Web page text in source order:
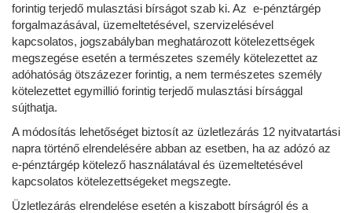
forintig terjedő mulasztási bírságot szab ki. Az e-pénztárgép
forgalmazásával, üzemeltetésével, szervizelésével
kapcsolatos, jogszabályban meghatározott kötelezettségek
megszegése esetén a természetes személy kötelezettet az
adóhatóság ötszázezer forintig, a nem természetes személy
kötelezettet egymillió forintig terjedő mulasztási bírsággal
sújthatja.
A módosítás lehetőséget biztosít az üzletlezárás 12 nyitvatartási
napra történő elrendelésére abban az esetben, ha az adózó az
e-pénztárgép kötelező használatával és üzemeltetésével
kapcsolatos kötelezettségeket megszegte.
Üzletlezárás elrendelése esetén a kiszabott bírságról és a